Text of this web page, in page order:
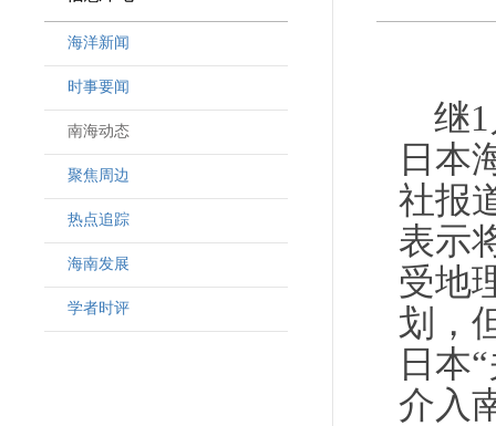
海洋新闻
时事要闻
南海动态
聚焦周边
热点追踪
海南发展
学者时评
继
日本
社报
表示
受地
划，
日本
介入